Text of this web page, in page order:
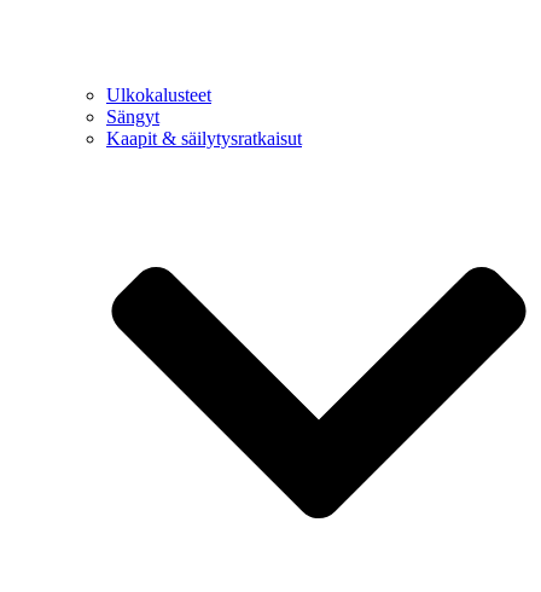
Ulkokalusteet
Sängyt
Kaapit & säilytysratkaisut